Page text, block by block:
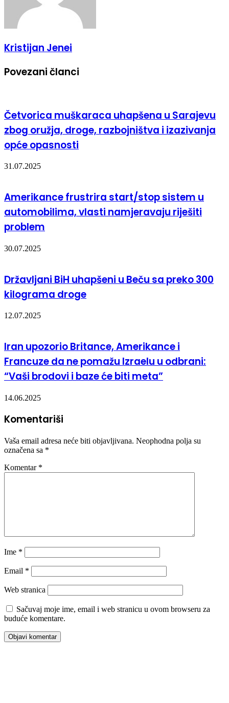
Kristijan Jenei
Povezani članci
Četvorica muškaraca uhapšena u Sarajevu
zbog oružja, droge, razbojništva i izazivanja
opće opasnosti
31.07.2025
Amerikance frustrira start/stop sistem u
automobilima, vlasti namjeravaju riješiti
problem
30.07.2025
Državljani BiH uhapšeni u Beču sa preko 300
kilograma droge
12.07.2025
Iran upozorio Britance, Amerikance i
Francuze da ne pomažu Izraelu u odbrani:
“Vaši brodovi i baze će biti meta”
14.06.2025
Komentariši
Vaša email adresa neće biti objavljivana. Neophodna polja su
označena sa *
Komentar *
Ime *
Email *
Web stranica
Sačuvaj moje ime, email i web stranicu u ovom browseru za
buduće komentare.